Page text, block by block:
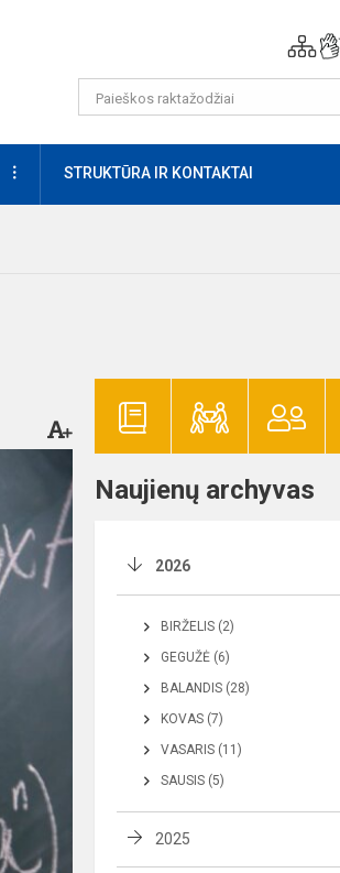
DAUGIAUSTRUKTŪRA IR KONTAKTAI
Naujienų archyvas
2026
BIRŽELIS (2)
GEGUŽĖ (6)
BALANDIS (28)
KOVAS (7)
VASARIS (11)
SAUSIS (5)
2025